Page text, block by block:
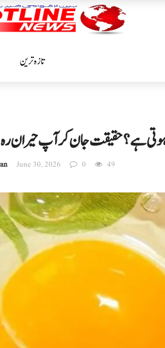
تازہ ترین
ہوتی ہے؟ حقیقت جان کر آپ حیران
June 30, 2026 0 49